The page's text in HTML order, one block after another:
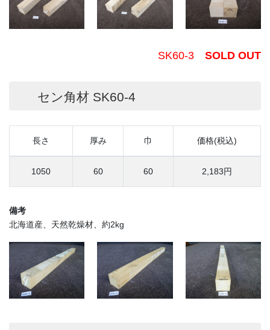
SK60-3 SOLD OUT
セン角材 SK60-4
長さ 厚み 巾 価格(税込)
1050 60 60 2,183円
備考
北海道産、天然乾燥材、約2kg